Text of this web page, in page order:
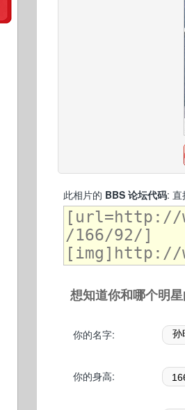
此相片的 BBS 论坛代码: 直
想知道你和哪个明
你的名字:
你的身高: